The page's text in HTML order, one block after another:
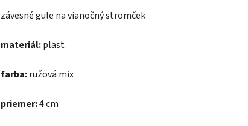
závesné gule na vianočný stromček
materiál:plast
farba:ružová mix
priemer:4 cm